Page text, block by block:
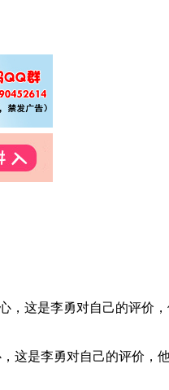
，这是李勇对自己的评价
这是李勇对自己的评价，